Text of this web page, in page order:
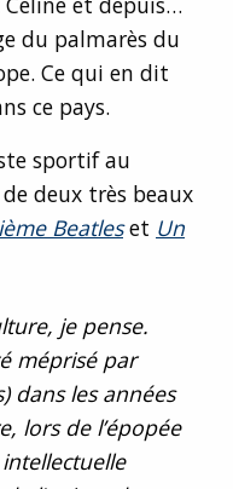
du palmarès du
Ce qui en dit
ce pays.
sportif au
deux très beaux
Beatleset Un
je pense.
méprisé par
dans les années
lors de l’épopée